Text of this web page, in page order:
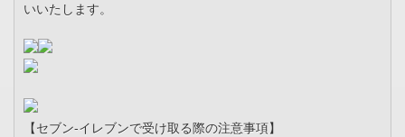
いいたします。
【セブン-イレブンで受け取る際の注意事項】